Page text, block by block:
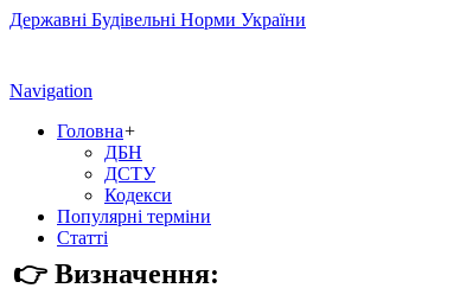
Державні Будівельні Норми України
Navigation
Головна+
ДБН
ДСТУ
Кодекси
Популярні терміни
Статті
👉 Визначення: